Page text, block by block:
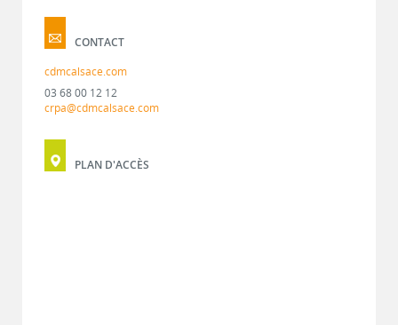
CONTACT
cdmcalsace.com
03 68 00 12 12
crpa@cdmcalsace.com
PLAN D'ACCÈS